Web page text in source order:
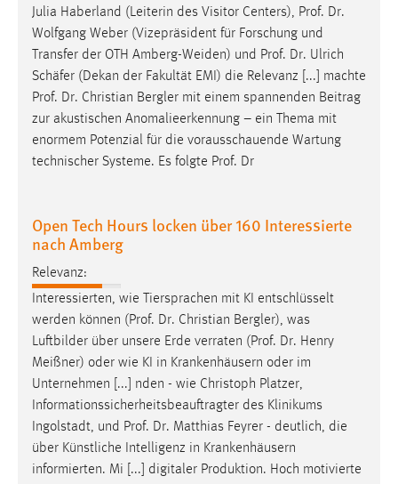
Julia Haberland (Leiterin des Visitor Centers), Prof. Dr.
Wolfgang Weber (Vizepräsident für Forschung und
Transfer der OTH Amberg-Weiden) und Prof. Dr. Ulrich
Schäfer (Dekan der Fakultät EMI) die Relevanz [...] machte
Prof. Dr. Christian Bergler mit einem spannenden Beitrag
zur akustischen Anomalieerkennung – ein Thema mit
enormem Potenzial für die vorausschauende Wartung
technischer Systeme. Es folgte Prof. Dr
Open Tech Hours locken über 160 Interessierte
nach Amberg
Relevanz:
Interessierten, wie Tiersprachen mit KI entschlüsselt
werden können (Prof. Dr. Christian Bergler), was
Luftbilder über unsere Erde verraten (Prof. Dr. Henry
Meißner) oder wie KI in Krankenhäusern oder im
Unternehmen [...] nden - wie Christoph Platzer,
Informationssicherheitsbeauftragter des Klinikums
Ingolstadt, und Prof. Dr. Matthias Feyrer - deutlich, die
über Künstliche Intelligenz in Krankenhäusern
informierten. Mi [...] digitaler Produktion. Hoch motivierte